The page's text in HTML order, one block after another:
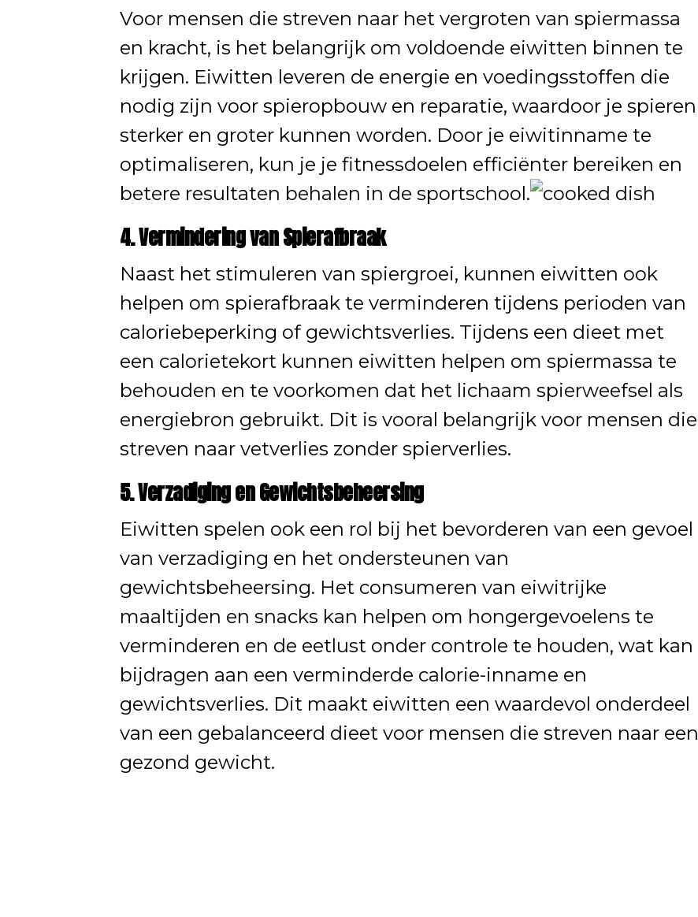
Voor mensen die streven naar het vergroten van spiermassa
en kracht, is het belangrijk om voldoende eiwitten binnen te
krijgen. Eiwitten leveren de energie en voedingsstoffen die
nodig zijn voor spieropbouw en reparatie, waardoor je spieren
sterker en groter kunnen worden. Door je eiwitinname te
optimaliseren, kun je je fitnessdoelen efficiënter bereiken en
betere resultaten behalen in de sportschool.
4. Vermindering van Spierafbraak
Naast het stimuleren van spiergroei, kunnen eiwitten ook
helpen om spierafbraak te verminderen tijdens perioden van
caloriebeperking of gewichtsverlies. Tijdens een dieet met
een calorietekort kunnen eiwitten helpen om spiermassa te
behouden en te voorkomen dat het lichaam spierweefsel als
energiebron gebruikt. Dit is vooral belangrijk voor mensen die
streven naar vetverlies zonder spierverlies.
5. Verzadiging en Gewichtsbeheersing
Eiwitten spelen ook een rol bij het bevorderen van een gevoel
van verzadiging en het ondersteunen van
gewichtsbeheersing. Het consumeren van eiwitrijke
maaltijden en snacks kan helpen om hongergevoelens te
verminderen en de eetlust onder controle te houden, wat kan
bijdragen aan een verminderde calorie-inname en
gewichtsverlies. Dit maakt eiwitten een waardevol onderdeel
van een gebalanceerd dieet voor mensen die streven naar een
gezond gewicht.